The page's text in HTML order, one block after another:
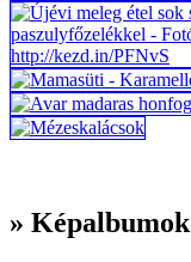
» Képalbumok